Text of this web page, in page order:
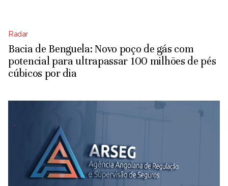
Radar
Bacia de Benguela: Novo poço de gás com
potencial para ultrapassar 100 milhões de pés
cúbicos por dia